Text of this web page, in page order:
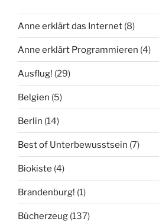
Anne erklärt das Internet (8)
Anne erklärt Programmieren (4)
Ausflug! (29)
Belgien (5)
Berlin (14)
Best of Unterbewusstsein (7)
Biokiste (4)
Brandenburg! (1)
Bücherzeug (137)